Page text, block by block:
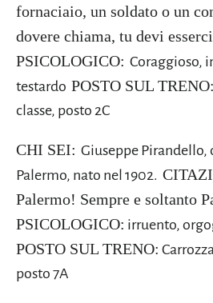
fornaciaio, un soldato o un
dovere chiama, tu devi
PSICOLOGICO: Coraggioso,
testardo POSTO SUL TRENO:
classe, posto 2C
CHI SEI: Giuseppe Pirandello,
Palermo, nato nel 1902.
Palermo! Sempre e soltanto
PSICOLOGICO: irruento,
POSTO SUL TRENO:
posto 7A